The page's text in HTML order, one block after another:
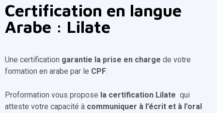
Certification en langue
Arabe : Lilate
Une certification garantie la prise en charge de votre
formation en arabe par le CPF.
Proformation vous propose la certification Lilate qui
atteste votre capacité à communiquer à l’écrit et à l’oral